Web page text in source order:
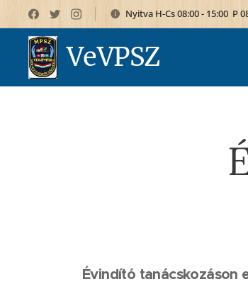
Nyitva H-Cs 08:00 - 15:00 P
VeVPSZ
Évindító tanácskozáson